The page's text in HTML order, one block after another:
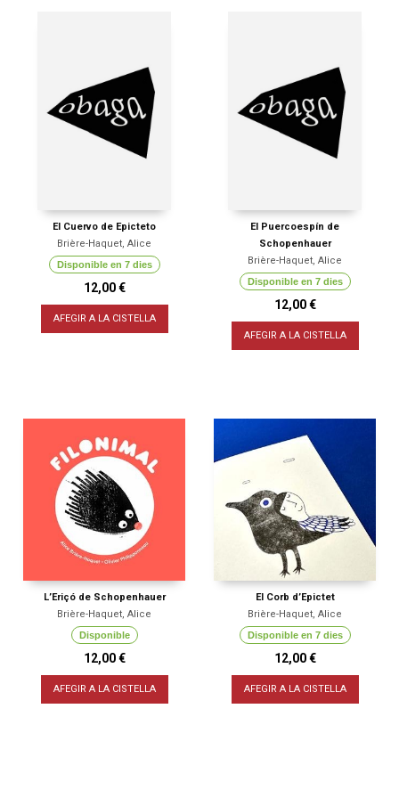
El Cuervo de Epicteto
Brière-Haquet, Alice
Disponible en 7 dies
12,00 €
AFEGIR A LA CISTELLA
El Puercoespín de
Schopenhauer
Brière-Haquet, Alice
Disponible en 7 dies
12,00 €
AFEGIR A LA CISTELLA
L’Eriçó de Schopenhauer
Brière-Haquet, Alice
Disponible
12,00 €
AFEGIR A LA CISTELLA
El Corb d’Epictet
Brière-Haquet, Alice
Disponible en 7 dies
12,00 €
AFEGIR A LA CISTELLA